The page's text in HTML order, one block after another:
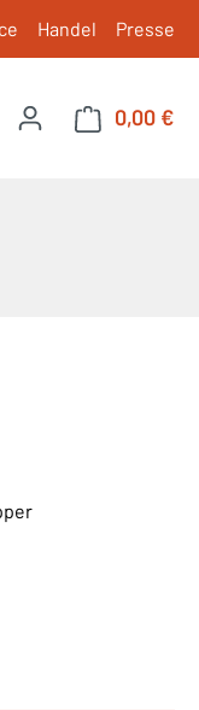
Handel Presse
0,00 €